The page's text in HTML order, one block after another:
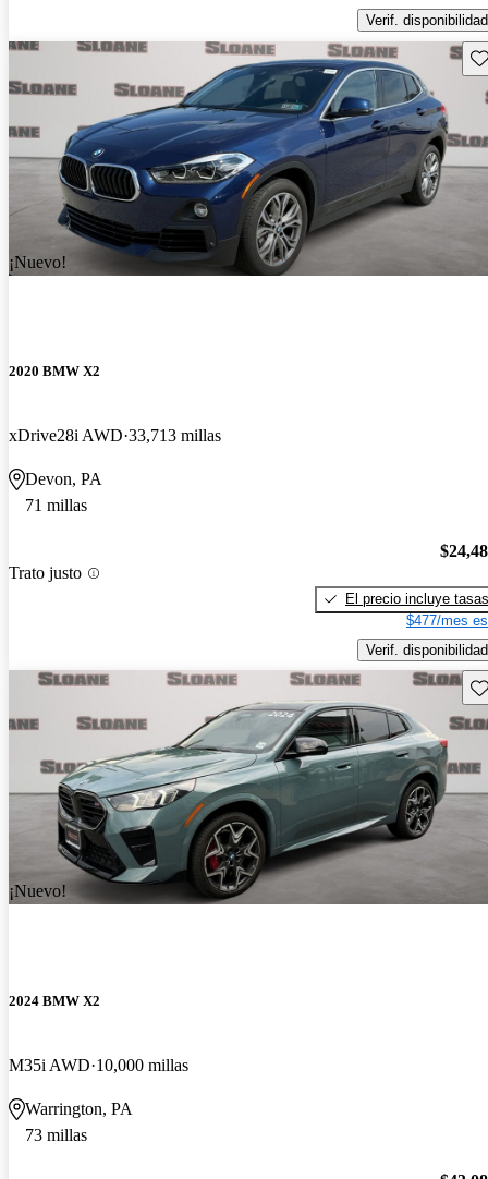
Verif. disponibilidad
¡Nuevo!
2020 BMW X2
xDrive28i AWD 33,713 millas
Devon, PA
71 millas
Trato justo
El precio incluye tasas
$477/mes
Verif. disponibilidad
¡Nuevo!
2024 BMW X2
M35i AWD 10,000 millas
Warrington, PA
73 millas